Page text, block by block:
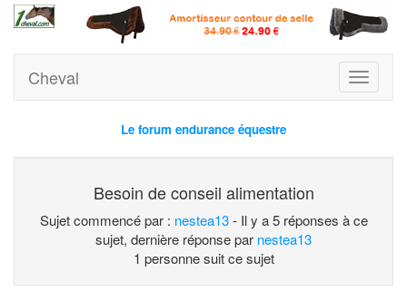
Toggle
Cheval
Le forum endurance équestre
Besoin de conseil alimentation
Sujet commencé par : nestea13- Il y a 5 réponses à ce
sujet, dernière réponse par nestea13
1 personne suit ce sujet